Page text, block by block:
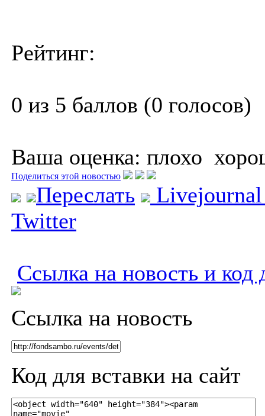
Рейтинг:
0 из 5 баллов (0 голосов)
Ваша оценка: плохо
Поделиться этой новостью
Переслать
Twitter
Ссылка на новость и код
Ссылка на новость
Код для вставки на сайт